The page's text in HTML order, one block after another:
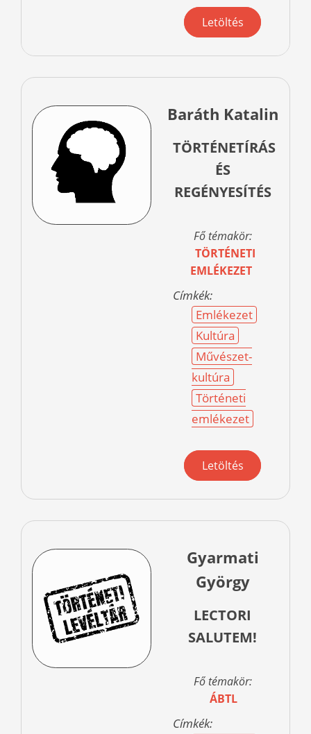
Letöltés
Baráth Katalin
TÖRTÉNETÍRÁS
ÉS
REGÉNYESÍTÉS
Fő témakör:
TÖRTÉNETI
EMLÉKEZET
Címkék:
Emlékezet
Kultúra
Művészet-
kultúra
Történeti
emlékezet
Letöltés
Gyarmati
György
LECTORI
SALUTEM!
Fő témakör:
ÁBTL
Címkék: